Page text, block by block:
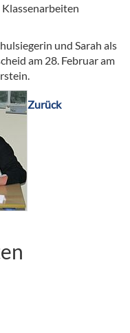
und Sarah als
am 28. Februar am
Zurück